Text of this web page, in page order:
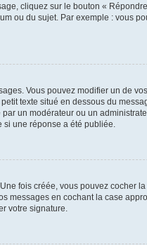
cliquez sur le bouton «
ou du sujet. Par exemple : vous
Vous pouvez modifier un de
texte situé en dessous du
un modérateur ou un
une réponse a été publiée.
fois créée, vous pouvez cocher
messages en cochant la case
votre signature.